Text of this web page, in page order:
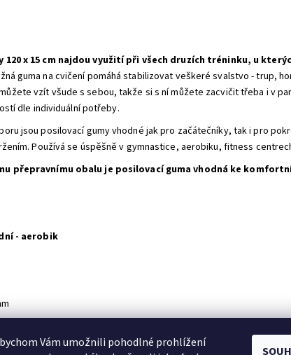
120 x 15 cm najdou využití při všech druzích tréninku, u
guma na cvičení pomáhá stabilizovat veškeré svalstvo - trup,
vzít všude s sebou, takže si s ní můžete zacvičit třeba i v
dle individuální potřeby.
jsou posilovací gumy vhodné jak pro začátečníky, tak i pro
Používá se úspěšně v gymnastice, aerobiku, fitness
přepravnímu obalu je posilovací guma vhodná ke
- aerobik
Vám umožnili pohodlné prohlížení